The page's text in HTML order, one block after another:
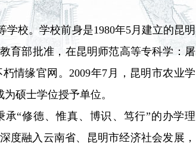
。学校前身是1980年5月建立的昆明
育部批准，在昆明师范高等专科学：屠
缘官网。2009年7月，昆明市农业学
士学位授予单位。
德、惟真、博识、笃行”的办学理
度融入云南省、昆明市经济社会发展，